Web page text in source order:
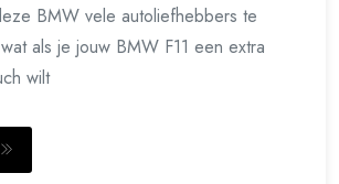
BMW vele autoliefhebbers te
als je jouw BMW F11 een extra
wilt